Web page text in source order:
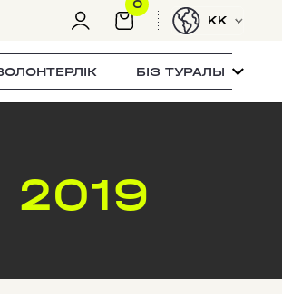
0
KK
БІЗ ТУРАЛЫ